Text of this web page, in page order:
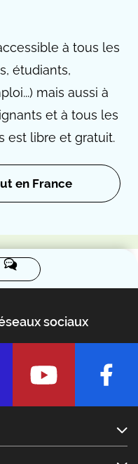
à tous les
étudiants,
mais aussi à
et à tous les
est libre et gratuit.
en France
sociaux